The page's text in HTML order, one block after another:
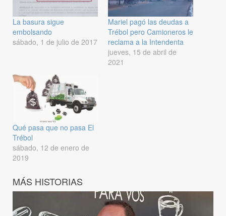
La basura sigue
embolsando
sábado, 1 de julio de 2017
Mariel pagó las deudas a
Trébol pero Camioneros le
reclama a la Intendenta
jueves, 15 de abril de
2021
Qué pasa que no pasa El
Trébol
sábado, 12 de enero de
2019
MÁS HISTORIAS